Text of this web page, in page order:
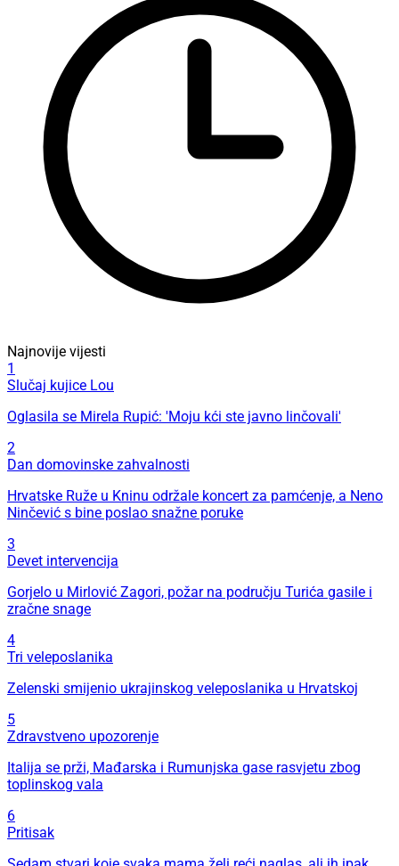
Najnovije vijesti
1
Slučaj kujice Lou
Oglasila se Mirela Rupić: 'Moju kći ste javno linčovali'
2
Dan domovinske zahvalnosti
Hrvatske Ruže u Kninu održale koncert za pamćenje, a Neno
Ninčević s bine poslao snažne poruke
3
Devet intervencija
Gorjelo u Mirlović Zagori, požar na području Turića gasile i
zračne snage
4
Tri veleposlanika
Zelenski smijenio ukrajinskog veleposlanika u Hrvatskoj
5
Zdravstveno upozorenje
Italija se prži, Mađarska i Rumunjska gase rasvjetu zbog
toplinskog vala
6
Pritisak